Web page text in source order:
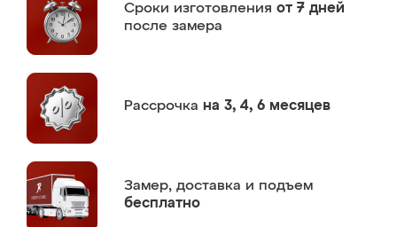
Сроки изготовления от 7 дней
после замера
Рассрочка на 3, 4, 6 месяцев
Замер, доставка и подъем
бесплатно